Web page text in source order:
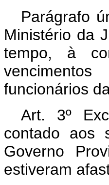
Parágrafo
Ministério da
tempo, à
funcionários
Art. 3º
contado aos
Governo
estiveram